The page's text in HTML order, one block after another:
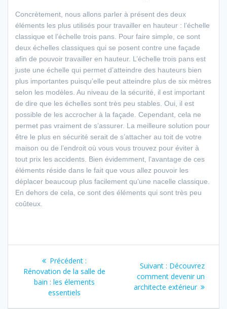
Concrètement, nous allons parler à présent des deux
éléments les plus utilisés pour travailler en hauteur : l’échelle
classique et l’échelle trois pans. Pour faire simple, ce sont
deux échelles classiques qui se posent contre une façade
afin de pouvoir travailler en hauteur. L’échelle trois pans est
juste une échelle qui permet d’atteindre des hauteurs bien
plus importantes puisqu’elle peut atteindre plus de six mètres
selon les modèles. Au niveau de la sécurité, il est important
de dire que les échelles sont très peu stables. Oui, il est
possible de les accrocher à la façade. Cependant, cela ne
permet pas vraiment de s’assurer. La meilleure solution pour
être le plus en sécurité serait de s’attacher au toit de votre
maison ou de l’endroit où vous vous trouvez pour éviter à
tout prix les accidents. Bien évidemment, l’avantage de ces
éléments réside dans le fait que vous allez pouvoir les
déplacer beaucoup plus facilement qu’une nacelle classique.
En dehors de cela, ce sont des éléments qui sont très peu
coûteux.
Navigation
de
l’article
Précédent :Article
précédent
:
Rénovation de la salle de
bain : les élements
essentiels
Suivant : Article
suivant
:
Découvrez
comment devenir un
architecte extérieur